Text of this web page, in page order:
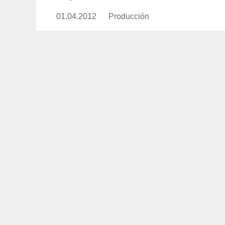
Publicado
01.04.2012 https://www.experimenta.es/
Producción